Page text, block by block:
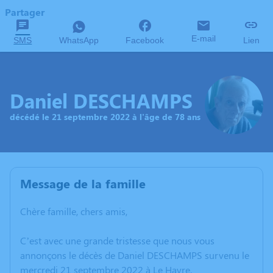
Partager
SMS WhatsApp Facebook E-mail Lien
Daniel DESCHAMPS
décédé le 21 septembre 2022 à l'âge de 78 ans
Message de la famille
Chère famille, chers amis,
C’est avec une grande tristesse que nous vous
annonçons le décès de Daniel DESCHAMPS survenu le
mercredi 21 septembre 2022 à Le Havre.